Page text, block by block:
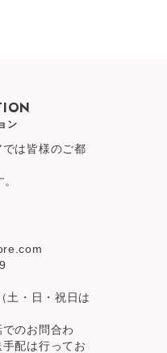
ン
は皆様のご都
土・日・祝日は
のお問合わ
配は行ってお